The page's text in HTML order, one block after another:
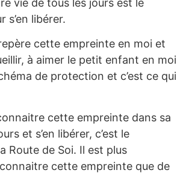
vie de tous les jours est le
s’en libérer.
cette empreinte en moi et
à aimer le petit enfant en moi
de protection et c’est ce qui
cette empreinte dans sa
et s’en libérer, c’est le
Route de Soi. Il est plus
cette empreinte que de